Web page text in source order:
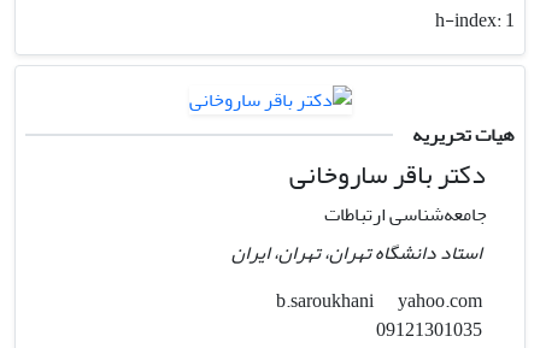
h-index:1
هیات تحریریه
دکتر باقر ساروخانی
جامعه‌شناسی ارتباطات
استاد دانشگاه تهران، تهران، ایران
yahoo.com